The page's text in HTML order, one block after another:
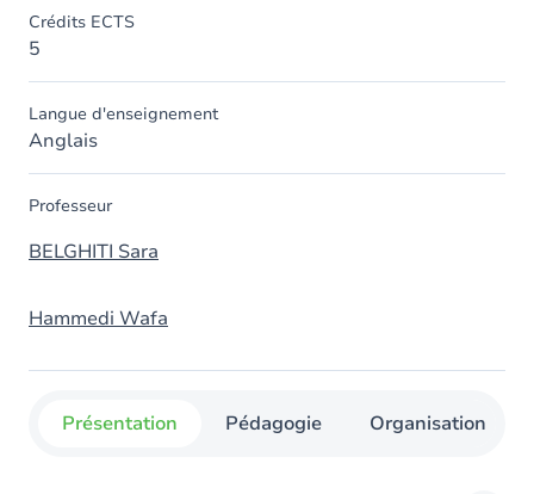
Crédits ECTS
5
Langue d'enseignement
Anglais
Professeur
BELGHITI Sara
Hammedi Wafa
Présentation Pédagogie Organisation